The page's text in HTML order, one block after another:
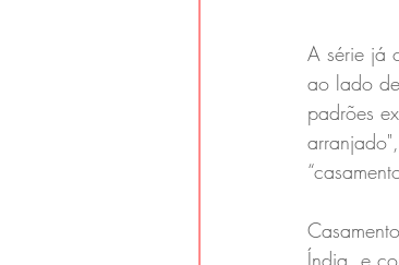
A série já
ao lado
padrões